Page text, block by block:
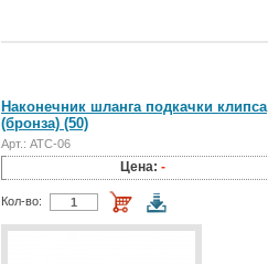
Наконечник шланга подкачки клипса
(бронза) (50)
Арт.: АТС-06
Цена: -
Кол-во: